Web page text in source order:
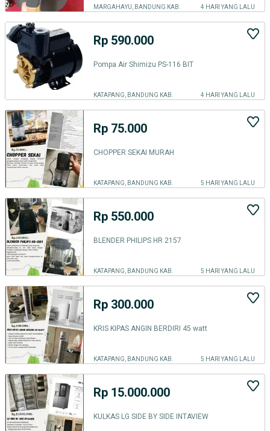
MARGAHAYU, BANDUNG KAB. 4 HARI YANG LALU
Rp 590.000
Pompa Air Shimizu PS-116 BIT
KATAPANG, BANDUNG KAB. 4 HARI YANG LALU
Rp 75.000
CHOPPER SEKAI MURAH
KATAPANG, BANDUNG KAB. 5 HARI YANG LALU
Rp 550.000
BLENDER PHILIPS HR 2157
KATAPANG, BANDUNG KAB. 5 HARI YANG LALU
Rp 300.000
KRIS KIPAS ANGIN BERDIRI 45 watt
KATAPANG, BANDUNG KAB. 5 HARI YANG LALU
Rp 15.000.000
KULKAS LG SIDE BY SIDE INTAVIEW